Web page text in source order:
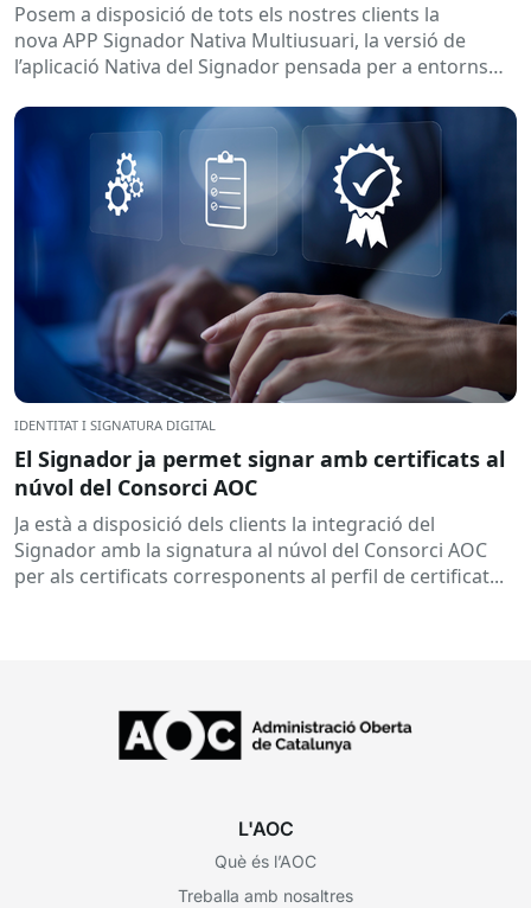
Posem a disposició de tots els nostres clients la
nova APP Signador Nativa Multiusuari, la versió de
l’aplicació Nativa del Signador pensada per a entorns
IDENTITAT I SIGNATURA DIGITAL
El Signador ja permet signar amb certificats al
núvol del Consorci AOC
Ja està a disposició dels clients la integració del
Signador amb la signatura al núvol del Consorci AOC
per als certificats corresponents al perfil de certificat...
L'AOC
Què és l’AOC
Treballa amb nosaltres